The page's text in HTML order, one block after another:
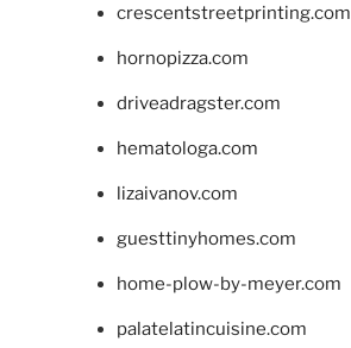
crescentstreetprinting.com
hornopizza.com
driveadragster.com
hematologa.com
lizaivanov.com
guesttinyhomes.com
home-plow-by-meyer.com
palatelatincuisine.com